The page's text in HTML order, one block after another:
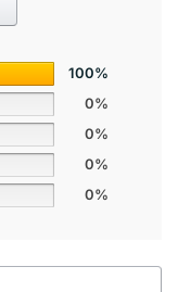
100%
0%
0%
0%
0%